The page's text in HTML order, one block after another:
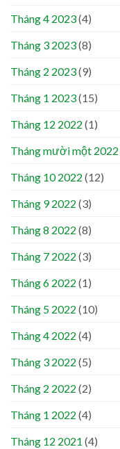
Tháng 4 2023(4)
Tháng 3 2023(8)
Tháng 2 2023(9)
Tháng 1 2023(15)
Tháng 12 2022 (1)
Tháng mười một 2022
Tháng 10 2022 (12)
Tháng 9 2022 (3)
Tháng 8 2022 (8)
Tháng 7 2022 (3)
Tháng 6 2022 (1)
Tháng 5 2022 (10)
Tháng 4 2022 (4)
Tháng 3 2022 (5)
Tháng 2 2022 (2)
Tháng 1 2022 (4)
Tháng 12 2021 (4)